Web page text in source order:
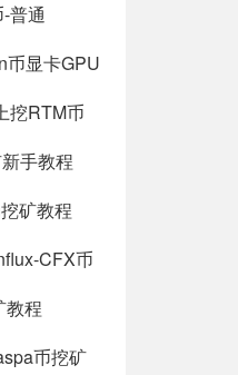
普通
币显卡GPU
挖RTM币
手教程
矿教程
CFX币
教程
币挖矿